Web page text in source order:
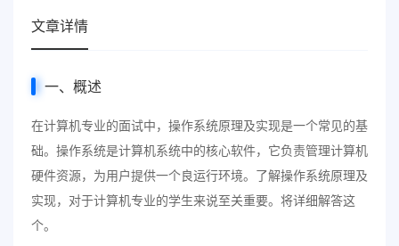
文章详情
一、概述
在计算机专业的面试中，操作系统原理及实现是一个常见的基
础。操作系统是计算机系统中的核心软件，它负责管理计算机
硬件资源，为用户提供一个良运行环境。了解操作系统原理及
实现，对于计算机专业的学生来说至关重要。将详细解答这
个。